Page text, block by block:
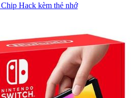
Hack kèm thẻ nhớ